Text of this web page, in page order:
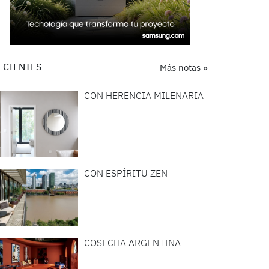
Más notas »
CON HERENCIA MILENARIA
CON ESPÍRITU ZEN
COSECHA ARGENTINA